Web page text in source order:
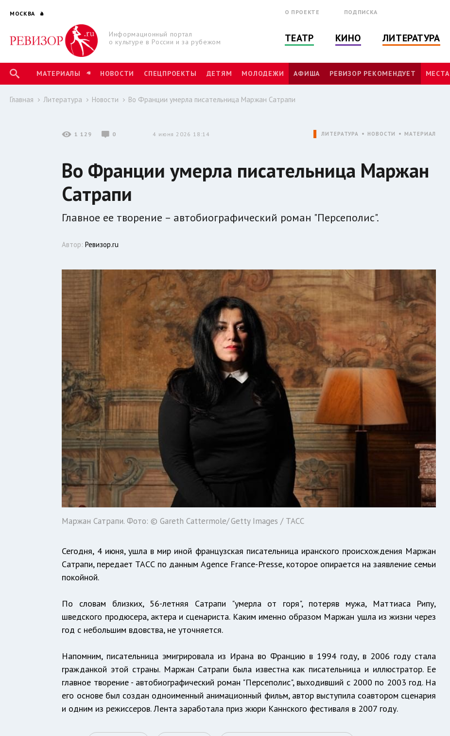
МОСКВА
Информационный портал
о культуре в России и за рубежом
О ПРОЕКТЕ ПОДПИСКА
ТЕАТР КИНО ЛИТЕРАТУРА
МАТЕРИАЛЫ НОВОСТИ СПЕЦПРОЕКТЫ ДЕТЯМ МОЛОДЕЖИ АФИША РЕВИЗОР РЕКОМЕНДУЕТ МЕСТА
Главная Литература Новости Во Франции умерла писательница Маржан Сатрапи
1 129 0 4 июня 2026 18:14 ЛИТЕРАТУРА НОВОСТИ МАТЕРИАЛ
Во Франции умерла писательница Маржан
Сатрапи
Главное ее творение – автобиографический роман "Персеполис".
Автор:Ревизор.ru
Маржан Сатрапи. Фото: © Gareth Cattermole/ Getty Images / ТАСС
Сегодня, 4 июня, ушла в мир иной французская писательница иранского происхождения Маржан
Сатрапи, передает ТАСС по данным Agence France-Presse, которое опирается на заявление семьи
покойной.
По словам близких, 56-летняя Сатрапи "умерла от горя", потеряв мужа, Маттиаса Рипу,
шведского продюсера, актера и сценариста. Каким именно образом Маржан ушла из жизни через
год с небольшим вдовства, не уточняется.
Напомним, писательница эмигрировала из Ирана во Францию в 1994 году, в 2006 году стала
гражданкой этой страны. Маржан Сатрапи была известна как писательница и иллюстратор. Ее
главное творение - автобиографический роман "Персеполис", выходивший с 2000 по 2003 год. На
его основе был создан одноименный анимационный фильм, автор выступила соавтором сценария
и одним из режиссеров. Лента заработала приз жюри Каннского фестиваля в 2007 году.